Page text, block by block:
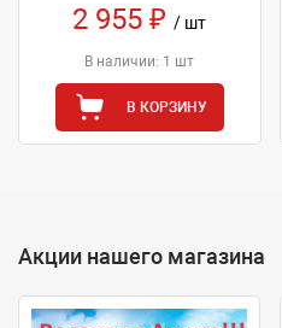
2 955 ₽/ шт
В наличии: 1 шт
В КОРЗИНУ
Акции нашего магазина